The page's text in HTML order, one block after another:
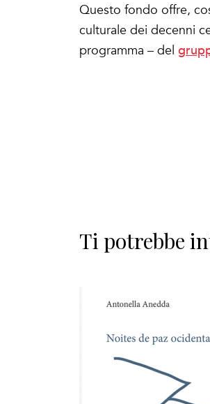
Questo fondo offre,
culturale dei decenni
programma – del
Ti potrebbe